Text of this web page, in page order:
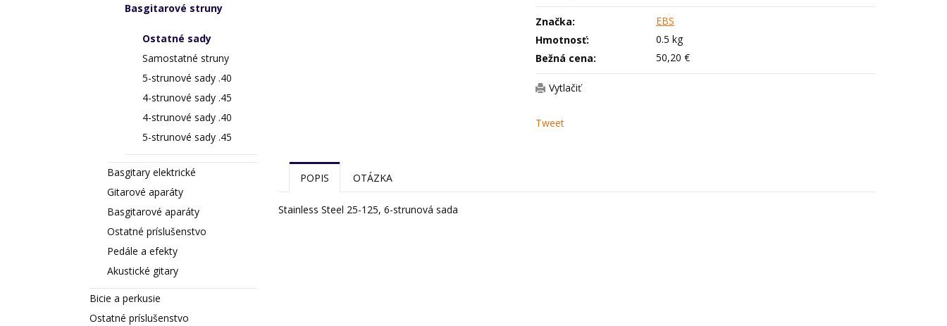
Basgitarové struny
Ostatné sady
Samostatné struny
5-strunové sady .40
4-strunové sady .45
4-strunové sady .40
5-strunové sady .45
Basgitary elektrické
Gitarové aparáty
Basgitarové aparáty
Ostatné príslušenstvo
Pedále a efekty
Akustické gitary
Bicie a perkusie
Ostatné príslušenstvo
Značka:
EBS
Hmotnosť:
0.5 kg
Bežná cena:
50,20 €
Vytlačiť
Tweet
POPIS OTÁZKA
Stainless Steel 25-125, 6-strunová sada